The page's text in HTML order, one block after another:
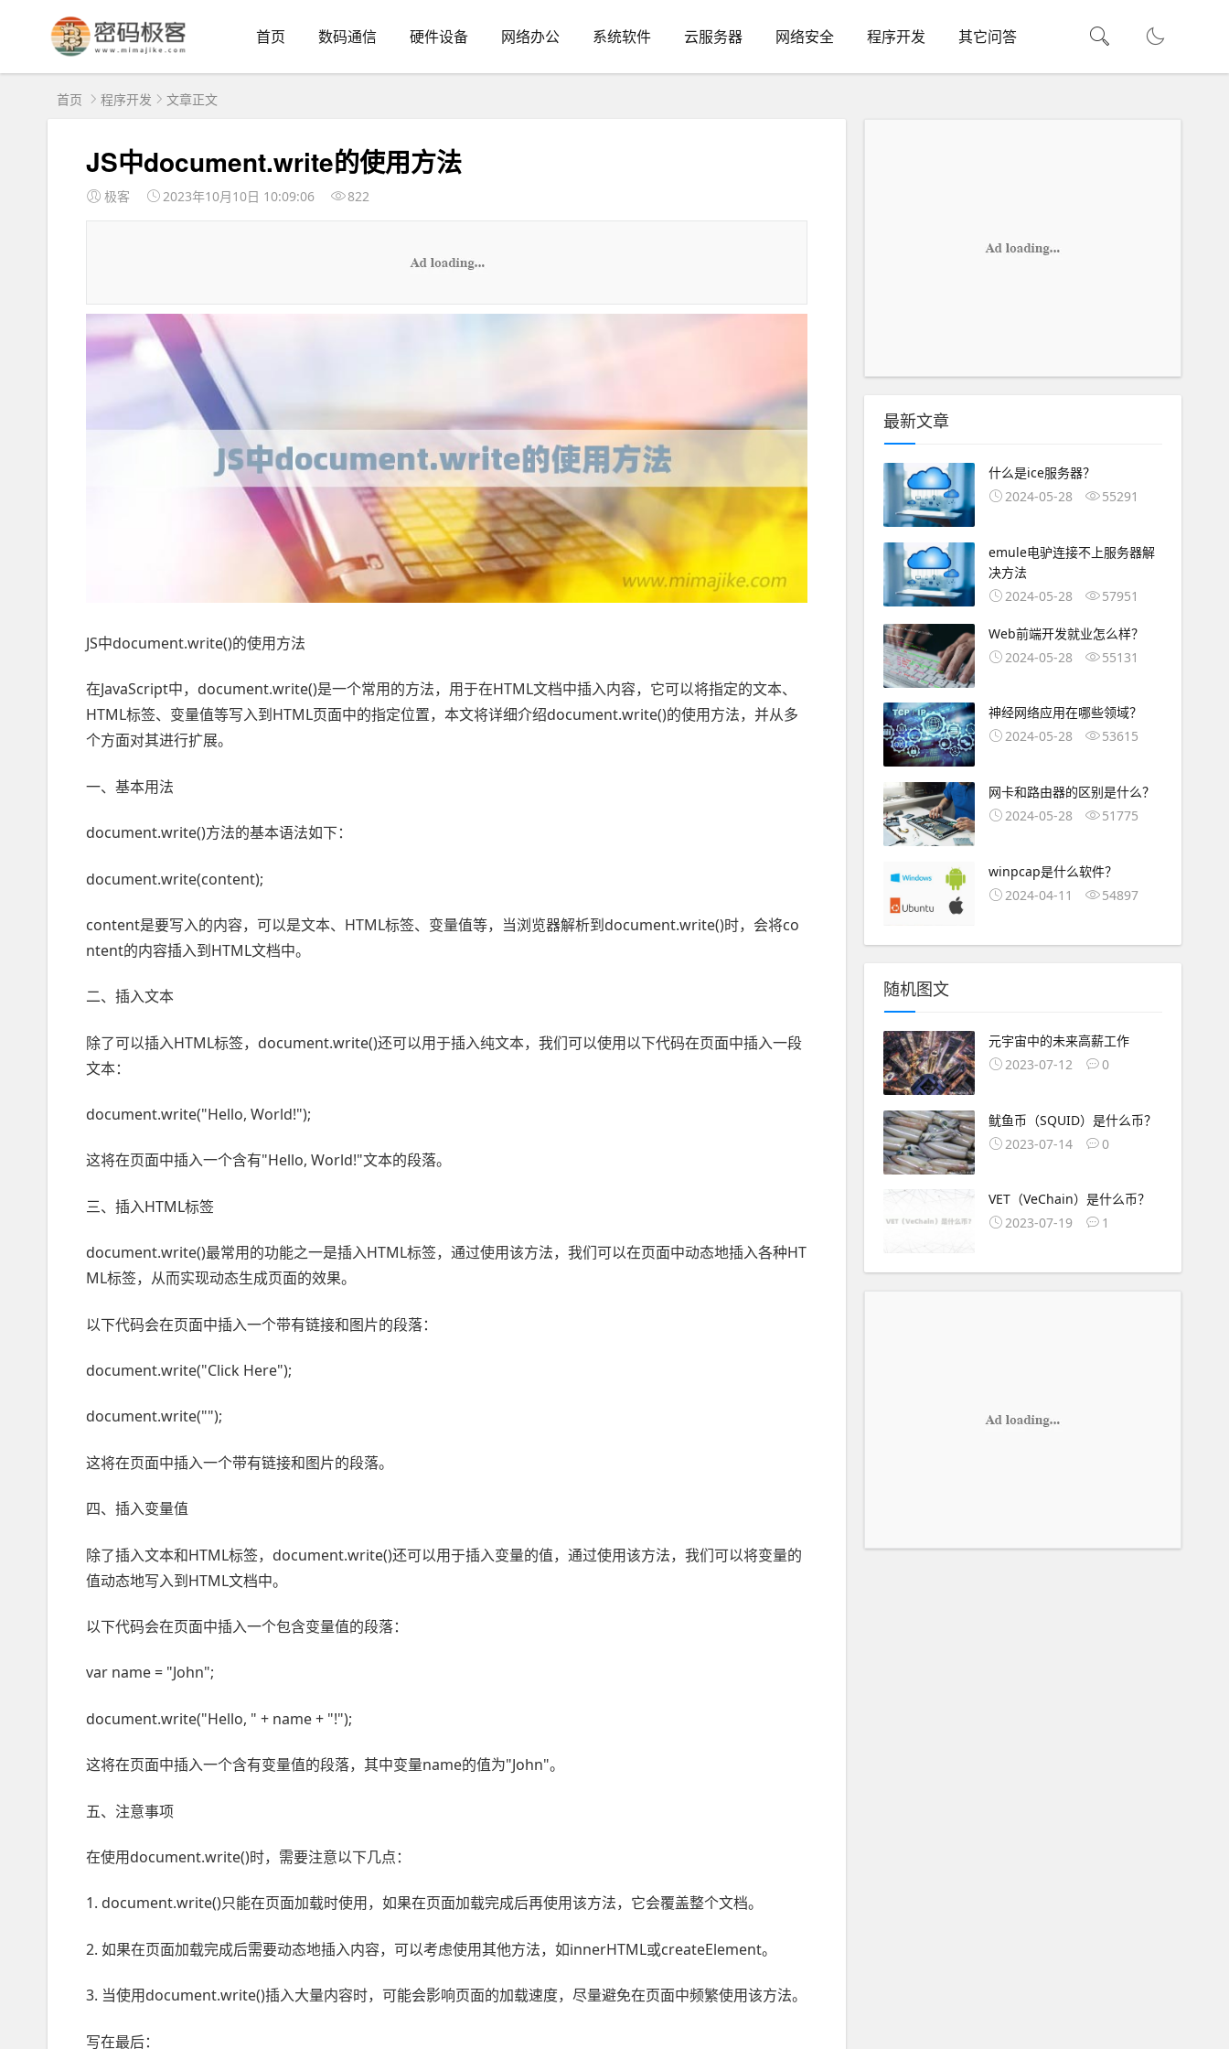
首页 数码通信 硬件设备 网络办公 系统软件 云服务器 网络安全 程序开发 其它问答
首页 程序开发 文章正文
JS中document.write的使用方法
极客 2023年10月10日 10:09:06 822
JS中document.write()的使用方法
在JavaScript中，document.write()是一个常用的方法，用于在HTML文档中插入内容，它可以将指定的文本、
HTML标签、变量值等写入到HTML页面中的指定位置，本文将详细介绍document.write()的使用方法，并从多
个方面对其进行扩展。
一、基本用法
document.write()方法的基本语法如下：
document.write(content);
content是要写入的内容，可以是文本、HTML标签、变量值等，当浏览器解析到document.write()时，会将co
ntent的内容插入到HTML文档中。
二、插入文本
除了可以插入HTML标签，document.write()还可以用于插入纯文本，我们可以使用以下代码在页面中插入一段
文本：
document.write("Hello, World!");
这将在页面中插入一个含有"Hello, World!"文本的段落。
三、插入HTML标签
document.write()最常用的功能之一是插入HTML标签，通过使用该方法，我们可以在页面中动态地插入各种HT
ML标签，从而实现动态生成页面的效果。
以下代码会在页面中插入一个带有链接和图片的段落：
document.write("Click Here");
document.write("");
这将在页面中插入一个带有链接和图片的段落。
四、插入变量值
除了插入文本和HTML标签，document.write()还可以用于插入变量的值，通过使用该方法，我们可以将变量的
值动态地写入到HTML文档中。
以下代码会在页面中插入一个包含变量值的段落：
var name = "John";
document.write("Hello, " + name + "!");
这将在页面中插入一个含有变量值的段落，其中变量name的值为"John"。
五、注意事项
在使用document.write()时，需要注意以下几点：
1. document.write()只能在页面加载时使用，如果在页面加载完成后再使用该方法，它会覆盖整个文档。
2. 如果在页面加载完成后需要动态地插入内容，可以考虑使用其他方法，如innerHTML或createElement。
3. 当使用document.write()插入大量内容时，可能会影响页面的加载速度，尽量避免在页面中频繁使用该方法。
写在最后：
最新文章
什么是ice服务器？
2024-05-28
55291
emule电驴连接不上服务器解
决方法
2024-05-28
57951
Web前端开发就业怎么样？
2024-05-28
55131
神经网络应用在哪些领域？
2024-05-28
53615
网卡和路由器的区别是什么？
2024-05-28
51775
winpcap是什么软件？
2024-04-11
54897
随机图文
元宇宙中的未来高薪工作
2023-07-12
0
鱿鱼币（SQUID）是什么币？
2023-07-14
0
VET（VeChain）是什么币？
2023-07-19
1